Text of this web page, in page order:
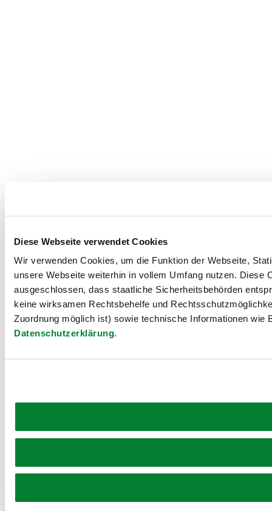
Diese Webseite verwendet Cookies
Wir verwenden Cookies, um die Funktion der Webseite,
unsere Webseite weiterhin in vollem Umfang nutzen.
ausgeschlossen, dass staatliche Sicherheitsbehörden
keine wirksamen Rechtsbehelfe und
Zuordnung möglich ist) sowie technische Informationen
Datenschutzerklärung.